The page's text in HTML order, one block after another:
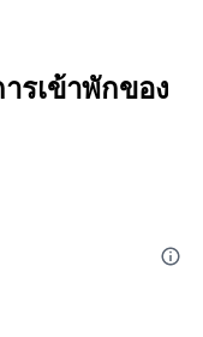
รเข้าพักของ